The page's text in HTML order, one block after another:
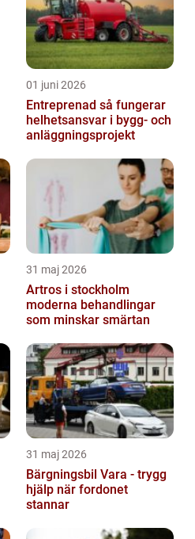
01 juni 2026
Entreprenad så fungerar
helhetsansvar i bygg- och
anläggningsprojekt
31 maj 2026
Artros i stockholm
moderna behandlingar
som minskar smärtan
31 maj 2026
Bärgningsbil Vara - trygg
hjälp när fordonet
stannar